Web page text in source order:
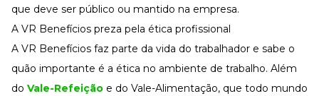
que deve ser público ou mantido na empresa.
A VR Benefícios preza pela ética profissional
A VR Benefícios faz parte da vida do trabalhador e sabe o
quão importante é a ética no ambiente de trabalho. Além
do Vale-Refeição e do Vale-Alimentação, que todo mundo